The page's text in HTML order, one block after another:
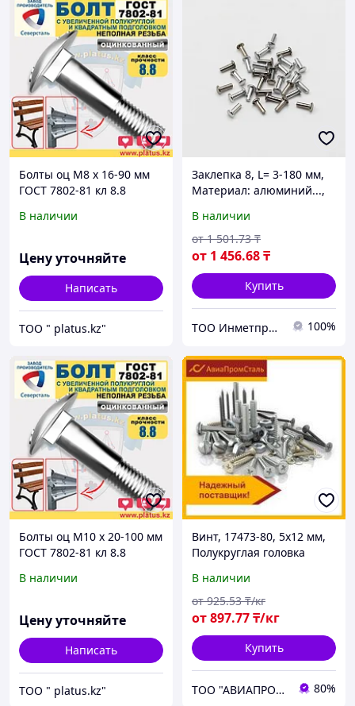
Болты оц М8 х 16-90 мм
ГОСТ 7802-81 кл 8.8
ДОРОЖНЫЙ
В наличии
Цену уточняйте
Написать
ТОО " platus.kz"
Заклепка 8, L= 3-180 мм,
Материал: алюминий...,
В наличии
от 1 456.68₸
от 1 501.73 ₸
Купить
ТОО Инметпром 100%
Болты оц М10 х 20-100 мм
ГОСТ 7802-81 кл 8.8
ДОРОЖНЫЙ
В наличии
Цену уточняйте
Написать
ТОО " platus.kz"
Винт, 17473-80, 5х12 мм,
Полукруглая головка
В наличии
от897.77₸/кг
от 925.53 ₸/кг
Купить
ТОО "АВИАПРОМСТАЛЬ" 80%